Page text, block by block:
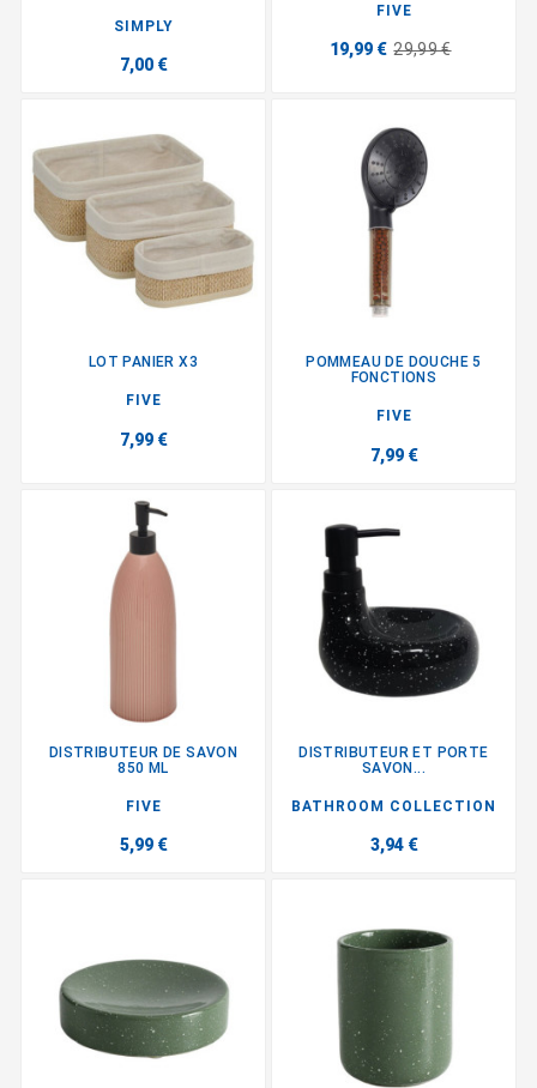
SIMPLY
7,00 €
FIVE
19,99 € 29,99 €
LOT PANIER X3
FIVE
7,99 €
POMMEAU DE DOUCHE 5
FONCTIONS
FIVE
7,99 €
DISTRIBUTEUR DE SAVON
850 ML
FIVE
5,99 €
DISTRIBUTEUR ET PORTE
SAVON...
BATHROOM COLLECTION
3,94 €